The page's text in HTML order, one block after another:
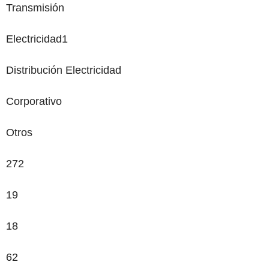
Transmisión
Electricidad1
Distribución Electricidad
Corporativo
Otros
272
19
18
62